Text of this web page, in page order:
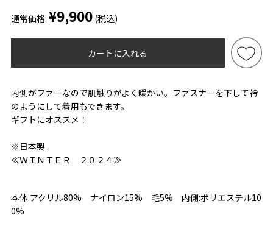
通常価格: ¥9,900 (税込)
カートに入れる
内側がファーなので肌触りがよく暖かい。ファスナーを下して衿
のようにして着用もできます。
ギフトにオススメ！
※日本製
≪ＷＩＮＴＥＲ ２０２４≫
本体:アクリル80% ナイロン15% 毛5% 内側:ポリエステル10
0%